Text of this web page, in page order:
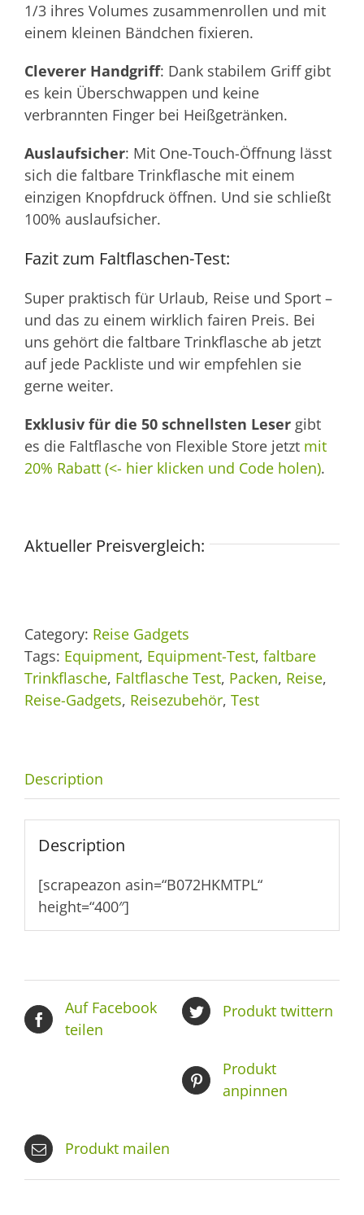
1/3 ihres Volumes zusammenrollen und mit
einem kleinen Bändchen fixieren.
Cleverer Handgriff: Dank stabilem Griff gibt
es kein Überschwappen und keine
verbrannten Finger bei Heißgetränken.
Auslaufsicher: Mit One-Touch-Öffnung lässt
sich die faltbare Trinkflasche mit einem
einzigen Knopfdruck öffnen. Und sie schließt
100% auslaufsicher.
Fazit zum Faltflaschen-Test:
Super praktisch für Urlaub, Reise und Sport –
und das zu einem wirklich fairen Preis. Bei
uns gehört die faltbare Trinkflasche ab jetzt
auf jede Packliste und wir empfehlen sie
gerne weiter.
Exklusiv für die 50 schnellsten Leser gibt
es die Faltflasche von Flexible Store jetzt mit
20% Rabatt (<- hier klicken und Code holen).
Aktueller Preisvergleich:
Category: Reise Gadgets
Tags: Equipment, Equipment-Test, faltbare
Trinkflasche, Faltflasche Test, Packen, Reise,
Reise-Gadgets, Reisezubehör, Test
Description
Description
[scrapeazon asin=“B072HKMTPL“
height=“400″]
Auf Facebook
teilen
Produkt twittern
Produkt
anpinnen
Produkt mailen